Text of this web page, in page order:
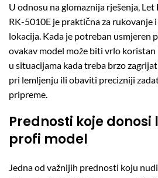
U odnosu na glomaznija rješenja,
RK-5010E je praktična za rukovanje
lokacija. Kada je potreban usmjeren
ovakav model može biti vrlo koristan
u situacijama kada treba brzo
pri lemljenju ili obaviti precizniji
pripreme.
Prednosti koje
profi model
Jedna od važnijih prednosti koju